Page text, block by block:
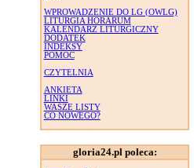
WPROWADZENIE DO LG (OWLG)
LITURGIA HORARUM
KALENDARZ LITURGICZNY
DODATEK
INDEKSY
POMOC
CZYTELNIA
ANKIETA
LINKI
WASZE LISTY
CO NOWEGO?
gloria24.pl poleca: